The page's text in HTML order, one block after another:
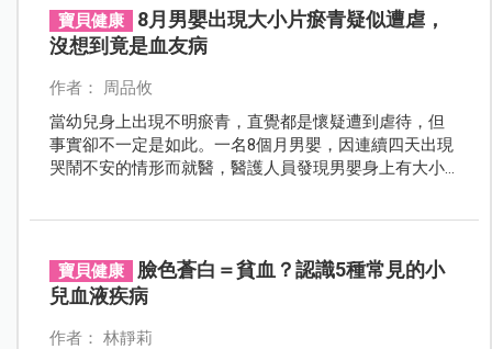
寶貝健康
8月男嬰出現大小片瘀青疑似遭虐，
沒想到竟是血友病
作者： 周品攸
當幼兒身上出現不明瘀青，直覺都是懷疑遭到虐待，但
事實卻不一定是如此。一名8個月男嬰，因連續四天出現
哭鬧不安的情形而就醫，醫護人員發現男嬰身上有大小
寶貝健康
臉色蒼白＝貧血？認識5種常見的小
兒血液疾病
作者： 林靜莉